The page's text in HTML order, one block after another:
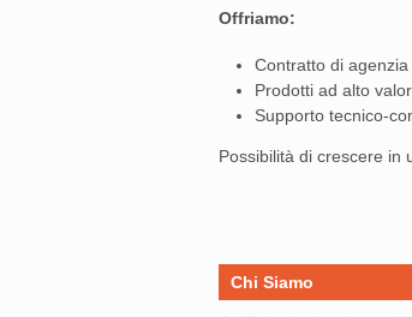
Offriamo:
Contratto di
Prodotti ad alto
Supporto tecnico-
Possibilità di crescere in
Chi Siamo